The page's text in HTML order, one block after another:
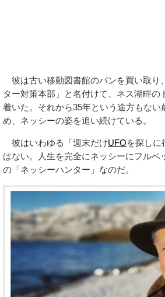
彼は古い移動図書館のバンを買い取り
ター対策本部」と名付けて、ネス湖畔の
着いた。それから35年という途方もない
め、ネッシーの姿を追い続けている。
彼はいわゆる「週末だけUFOを探しに
はない。人生を完全にネッシーにフルベ
の「ネッシーハンター」なのだ。